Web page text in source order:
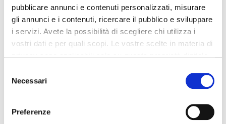
pubblicare annunci e contenuti personalizzati, misurare
gli annunci e i contenuti, ricercare il pubblico e sviluppare
i servizi. Avete la possibilità di scegliere chi utilizza i
vostri dati e per quali scopi. Le vostre scelte in materia di
modificare o revocare il proprio consenso in qualsiasi
momento dalla Dichiarazione sui cookie o facendo clic
delNecessari
Preferenze
bustine
Aggiungi al
55,18 €